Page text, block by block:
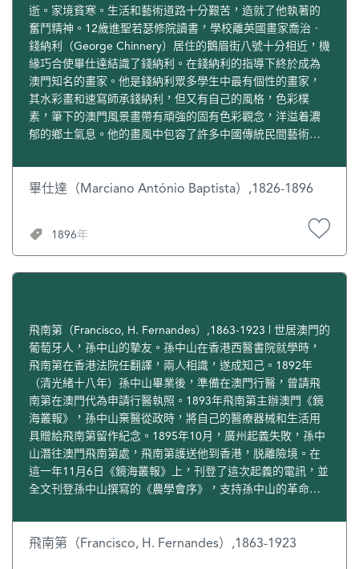
逝。家境貧寒。生活和藝術道路十分艱苦，造就了他執著的
奮鬥精神。12歲進聖若瑟修院讀書，學校離英國畫家喬治‧
錢納利（George Chinnery）居住的鵝眉街八號十分相近，機
緣巧合使畢仕達結識了錢納利。在錢納利的指導下終於成為
澳門知名的畫家。他是錢納利眾多學生中最有個性的畫家，
其水彩畫和速寫師承錢納利，但又有自己的風格，色彩樸
素，筆下的澳門風景畫帶有頑強的固有色彩觀念，洋溢着濃
郁的鄉土氣息。他的畫風中包容了許多中國傳統民間藝術的
畢仕達（Marciano António Baptista）,1826-1896
1896年
飛南第（Francisco, H. Fernandes）,1863-1923 | 世居澳門的
葡萄牙人，孫中山的摯友。孫中山在香港西醫書院就學時，
飛南第在香港法院任翻譯，兩人相識，遂成知己。1892年
（清光緒十八年）孫中山畢業後，準備在澳門行醫，曾請飛
南第在澳門代為申請行醫執照。1893年飛南第主辦澳門《鏡
海叢報》，孫中山棄醫從政時，將自己的醫療器械和生活用
具贈給飛南第留作紀念。1895年10月，廣州起義失敗，孫中
山潛往澳門飛南第處，飛南第護送他到香港，脱離險境。在
這一年11月6日《鏡海叢報》上，刊登了這次起義的電訊，並
全文刊登孫中山撰寫的《農學會序》，支持孫中山的革命事
辛亥革命後，飛南第為孫中山的革命事業取得成功感到高
興。1912年元旦，孫中山就任中華民國臨時大總統，飛南第
飛南第（Francisco, H. Fernandes）,1863-1923